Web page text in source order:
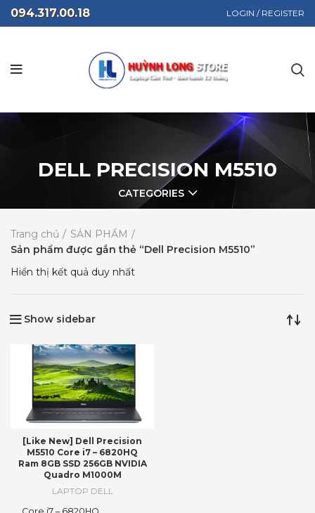
094.317.00.18 LOGIN / REGISTER
DELL PRECISION M5510
CATEGORIES
Trang chủ
SẢN PHẨM
Sản phẩm được gắn thẻ “Dell Precision M5510”
Hiển thị kết quả duy nhất
Show sidebar
[Like New] Dell Precision
M5510 Core i7 – 6820HQ
Ram 8GB SSD 256GB NVIDIA
Quadro M1000M
LAPTOP DELL